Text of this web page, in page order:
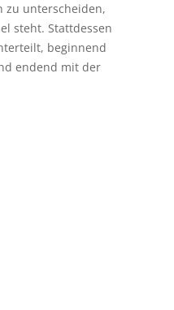
zu unterscheiden,
steht. Stattdessen
beginnend
endend mit der